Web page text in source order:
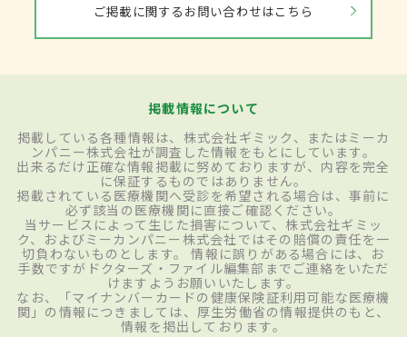
ご掲載に関するお問い合わせはこちら
掲載情報について
掲載している各種情報は、株式会社ギミック、またはミーカ
ンパニー株式会社が調査した情報をもとにしています。
出来るだけ正確な情報掲載に努めておりますが、内容を完全
に保証するものではありません。
掲載されている医療機関へ受診を希望される場合は、事前に
必ず該当の医療機関に直接ご確認ください。
当サービスによって生じた損害について、株式会社ギミッ
ク、およびミーカンパニー株式会社ではその賠償の責任を一
切負わないものとします。 情報に誤りがある場合には、お
手数ですがドクターズ・ファイル編集部までご連絡をいただ
けますようお願いいたします。
なお、「マイナンバーカードの健康保険証利用可能な医療機
関」の情報につきましては、厚生労働省の情報提供のもと、
情報を掲出しております。